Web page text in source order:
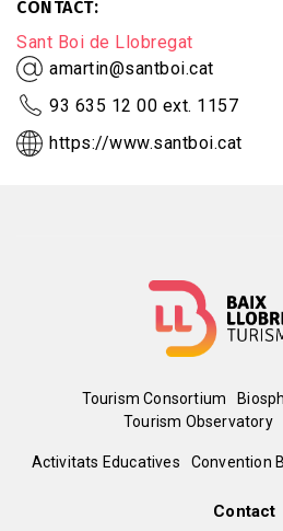
CONTACT
Sant Boi de Llobregat
amartin@santboi.cat
93 635 12 00 ext. 1157
https://www.santboi.cat
Menú
del
Tourism Consortium
Tourism Observatory
Peu
Activitats Educatives Convention
Contact